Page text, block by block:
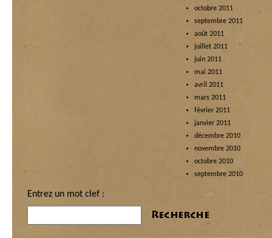
octobre 2011
septembre 2011
août 2011
juillet 2011
juin 2011
mai 2011
avril 2011
mars 2011
février 2011
janvier 2011
décembre 2010
novembre 2010
octobre 2010
septembre 2010
Entrez un mot clef :